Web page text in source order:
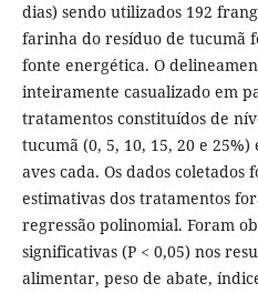
dias) sendo utilizados 192
farinha do resíduo de tucumã
fonte energética. O
inteiramente casualizado em
tratamentos constituídos de
tucumã (0, 5, 10, 15, 20 e
aves cada. Os dados coletados
estimativas dos tratamentos
regressão polinomial. Foram
significativas (P < 0,05) nos
alimentar, peso de abate,